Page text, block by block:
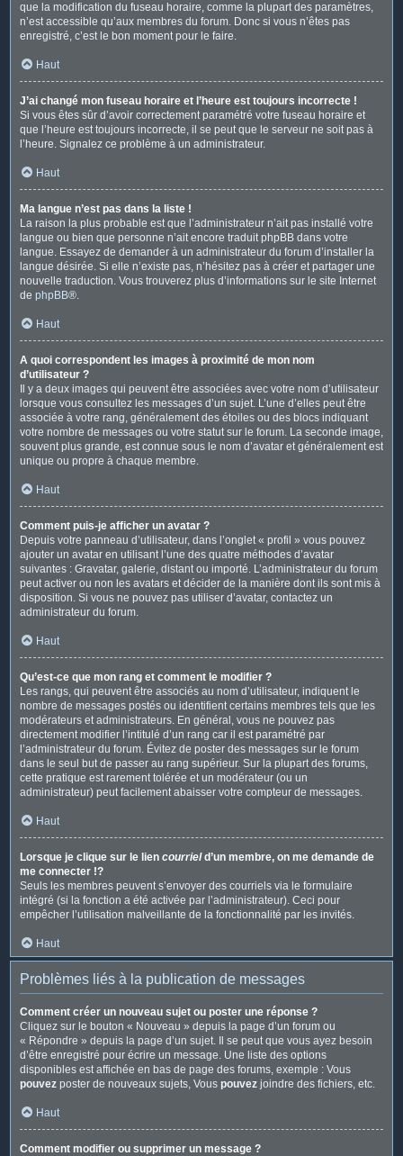
que la modification du fuseau horaire, comme la plupart des paramètres,
n’est accessible qu’aux membres du forum. Donc si vous n’êtes pas
enregistré, c’est le bon moment pour le faire.
Haut
J’ai changé mon fuseau horaire et l’heure est toujours incorrecte !
Si vous êtes sûr d’avoir correctement paramétré votre fuseau horaire et
que l’heure est toujours incorrecte, il se peut que le serveur ne soit pas à
l’heure. Signalez ce problème à un administrateur.
Haut
Ma langue n’est pas dans la liste !
La raison la plus probable est que l’administrateur n’ait pas installé votre
langue ou bien que personne n’ait encore traduit phpBB dans votre
langue. Essayez de demander à un administrateur du forum d’installer la
langue désirée. Si elle n’existe pas, n’hésitez pas à créer et partager une
nouvelle traduction. Vous trouverez plus d’informations sur le site Internet
de phpBB®.
Haut
A quoi correspondent les images à proximité de mon nom
d’utilisateur ?
Il y a deux images qui peuvent être associées avec votre nom d’utilisateur
lorsque vous consultez les messages d’un sujet. L’une d’elles peut être
associée à votre rang, généralement des étoiles ou des blocs indiquant
votre nombre de messages ou votre statut sur le forum. La seconde image,
souvent plus grande, est connue sous le nom d’avatar et généralement est
unique ou propre à chaque membre.
Haut
Comment puis-je afficher un avatar ?
Depuis votre panneau d’utilisateur, dans l’onglet « profil » vous pouvez
ajouter un avatar en utilisant l’une des quatre méthodes d’avatar
suivantes : Gravatar, galerie, distant ou importé. L’administrateur du forum
peut activer ou non les avatars et décider de la manière dont ils sont mis à
disposition. Si vous ne pouvez pas utiliser d’avatar, contactez un
administrateur du forum.
Haut
Qu’est-ce que mon rang et comment le modifier ?
Les rangs, qui peuvent être associés au nom d’utilisateur, indiquent le
nombre de messages postés ou identifient certains membres tels que les
modérateurs et administrateurs. En général, vous ne pouvez pas
directement modifier l’intitulé d’un rang car il est paramétré par
l’administrateur du forum. Évitez de poster des messages sur le forum
dans le seul but de passer au rang supérieur. Sur la plupart des forums,
cette pratique est rarement tolérée et un modérateur (ou un
administrateur) peut facilement abaisser votre compteur de messages.
Haut
Lorsque je clique sur le lien courrield’un membre, on me demande de
me connecter !?
Seuls les membres peuvent s’envoyer des courriels via le formulaire
intégré (si la fonction a été activée par l’administrateur). Ceci pour
empêcher l’utilisation malveillante de la fonctionnalité par les invités.
Haut
Problèmes liés à la publication de messages
Comment créer un nouveau sujet ou poster une réponse ?
Cliquez sur le bouton « Nouveau » depuis la page d’un forum ou
« Répondre » depuis la page d’un sujet. Il se peut que vous ayez besoin
d’être enregistré pour écrire un message. Une liste des options
disponibles est affichée en bas de page des forums, exemple : Vous
pouvez poster de nouveaux sujets, Vous pouvez joindre des fichiers, etc.
Haut
Comment modifier ou supprimer un message ?